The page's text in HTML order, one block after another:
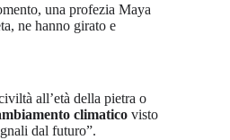
una profezia Maya
ne hanno girato e
all’età della pietra o
climatico visto
dal futuro”.